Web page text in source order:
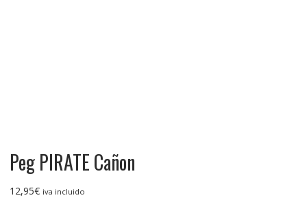
Peg PIRATE Cañon
12,95€ iva incluido